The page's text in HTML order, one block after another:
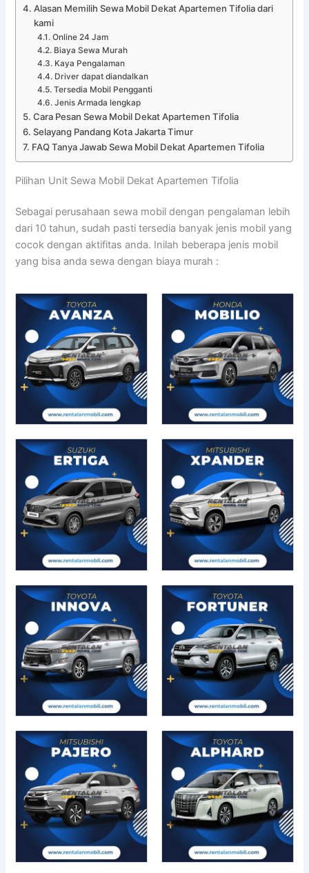
Alasan Memilih Sewa Mobil Dekat Apartemen Tifolia dari
kami
Online 24 Jam
Biaya Sewa Murah
Kaya Pengalaman
Driver dapat diandalkan
Tersedia Mobil Pengganti
Jenis Armada lengkap
Cara Pesan Sewa Mobil Dekat Apartemen Tifolia
Selayang Pandang Kota Jakarta Timur
FAQ Tanya Jawab Sewa Mobil Dekat Apartemen Tifolia
Pilihan Unit Sewa Mobil Dekat Apartemen Tifolia
Sebagai perusahaan sewa mobil dengan pengalaman lebih
dari 10 tahun, sudah pasti tersedia banyak jenis mobil yang
cocok dengan aktifitas anda. Inilah beberapa jenis mobil
yang bisa anda sewa dengan biaya murah :